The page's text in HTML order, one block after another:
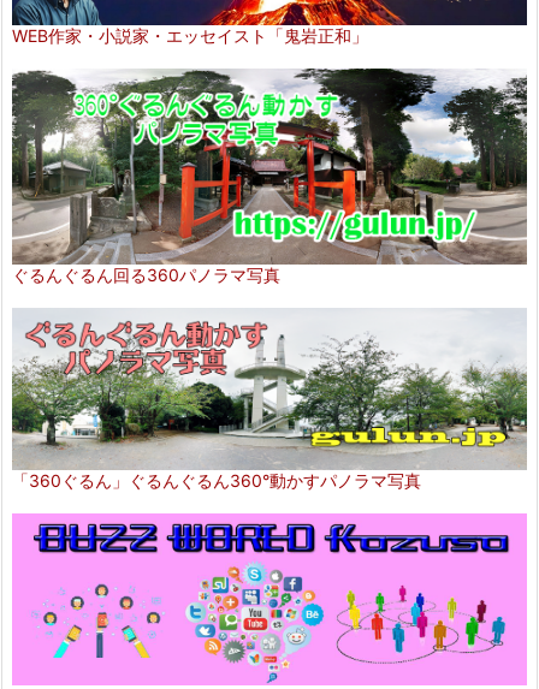
WEB作家・小説家・エッセイスト「鬼岩正和」
ぐるんぐるん回る360パノラマ写真
「360ぐるん」ぐるんぐるん360°動かすパノラマ写真